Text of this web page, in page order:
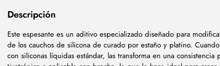
Descripción
Este espesante es un aditivo especializado diseñado para
de los cauchos de silicona de curado por estaño y platino.
con siliconas líquidas estándar, las transforma en una consistencia